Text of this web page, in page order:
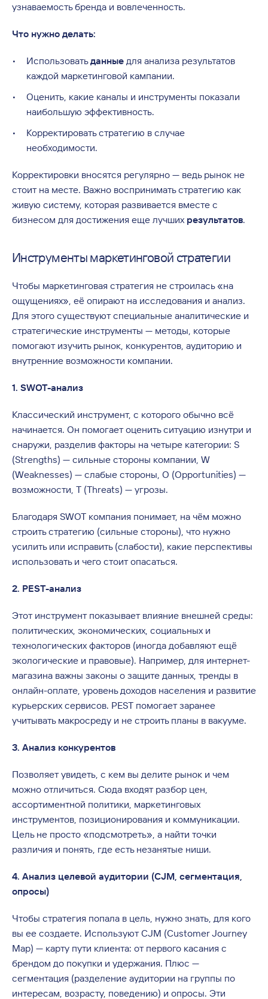
узнаваемость бренда и вовлеченность.
Что нужно делать:
Использоватьданные для анализа результатов
каждой маркетинговой кампании.
Оценить, какие каналы и инструменты показали
наибольшую эффективность.
Корректировать стратегию в случае
необходимости.
Корректировки вносятся регулярно — ведь рынок не
стоит на месте. Важно воспринимать стратегию как
живую систему, которая развивается вместе с
бизнесом для достижения еще лучших результатов.
Инструменты маркетинговой стратегии
Чтобы маркетинговая стратегия не строилась «на
ощущениях», её опирают на исследования и анализ.
Для этого существуют специальные аналитические и
стратегические инструменты — методы, которые
помогают изучить рынок, конкурентов, аудиторию и
внутренние возможности компании.
1. SWOT-анализ
Классический инструмент, с которого обычно всё
начинается. Он помогает оценить ситуацию изнутри и
снаружи, разделив факторы на четыре категории: S
(Strengths) — сильные стороны компании, W
(Weaknesses) — слабые стороны, O (Opportunities) —
возможности, T (Threats) — угрозы.
Благодаря SWOT компания понимает, на чём можно
строить стратегию (сильные стороны), что нужно
усилить или исправить (слабости), какие перспективы
использовать и чего стоит опасаться.
2. PEST-анализ
Этот инструмент показывает влияние внешней среды:
политических, экономических, социальных и
технологических факторов (иногда добавляют ещё
экологические и правовые). Например, для интернет-
магазина важны законы о защите данных, тренды в
онлайн-оплате, уровень доходов населения и развитие
курьерских сервисов. PEST помогает заранее
учитывать макросреду и не строить планы в вакууме.
3. Анализ конкурентов
Позволяет увидеть, с кем вы делите рынок и чем
можно отличиться. Сюда входят разбор цен,
ассортиментной политики, маркетинговых
инструментов, позиционирования и коммуникации.
Цель не просто «подсмотреть», а найти точки
различия и понять, где есть незанятые ниши.
4. Анализ целевой аудитории (CJM, сегментация,
опросы)
Чтобы стратегия попала в цель, нужно знать, для кого
вы ее создаете. Используют CJM (Customer Journey
Map) — карту пути клиента: от первого касания с
брендом до покупки и удержания. Плюс —
сегментация (разделение аудитории на группы по
интересам, возрасту, поведению) и опросы. Эти